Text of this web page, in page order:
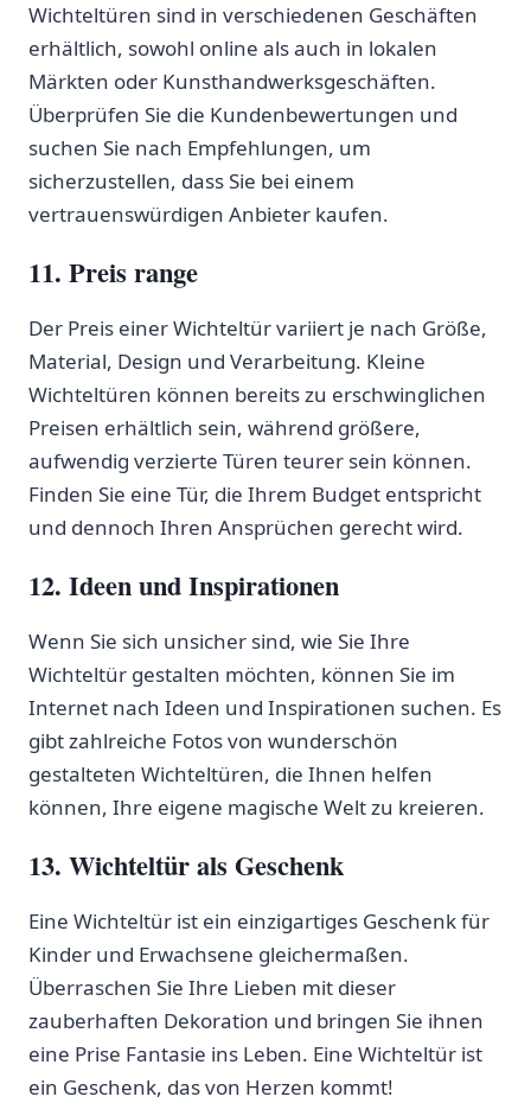
Wichteltüren sind in verschiedenen Geschäften
erhältlich, sowohl online als⁤ auch in lokalen
Märkten ⁣oder Kunsthandwerksgeschäften.⁢
Überprüfen Sie die⁤ Kundenbewertungen und
suchen Sie nach Empfehlungen, um
sicherzustellen, ⁤dass Sie bei einem
vertrauenswürdigen Anbieter kaufen.
11. ‌Preis range
Der Preis einer Wichteltür variiert je nach Größe,
Material, Design⁢ und Verarbeitung. Kleine
Wichteltüren können bereits zu erschwinglichen
Preisen erhältlich sein, während größere, ​
aufwendig verzierte Türen teurer sein können.
Finden Sie eine Tür, die‍ Ihrem Budget entspricht
und dennoch Ihren Ansprüchen gerecht wird.
12. Ideen und ‍Inspirationen
Wenn Sie sich unsicher sind, wie Sie Ihre
‌Wichteltür gestalten möchten, können Sie im
Internet nach Ideen und Inspirationen suchen. Es
gibt zahlreiche‍ Fotos von wunderschön ​
gestalteten Wichteltüren,‍ die Ihnen ‍helfen
können, Ihre eigene magische Welt zu kreieren.
13. Wichteltür als Geschenk
Eine Wichteltür ist ein einzigartiges Geschenk für
Kinder und Erwachsene gleichermaßen.‍
Überraschen Sie Ihre Lieben mit dieser
zauberhaften Dekoration und bringen Sie ihnen
eine‌ Prise Fantasie ins Leben. Eine Wichteltür ist
ein Geschenk, das von Herzen kommt!